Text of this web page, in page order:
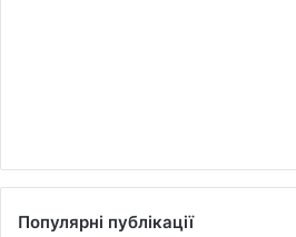
Популярні публікації